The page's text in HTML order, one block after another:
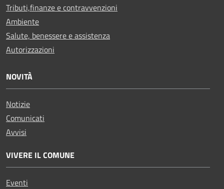
Tributi,finanze e contravvenzioni
Ambiente
Salute, benessere e assistenza
Autorizzazioni
NOVITÀ
Notizie
Comunicati
Avvisi
VIVERE IL COMUNE
Eventi